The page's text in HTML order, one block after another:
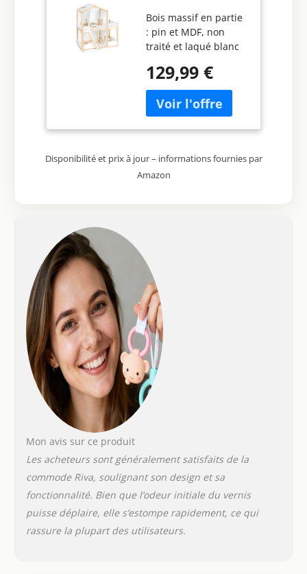
Large, avec
Matelas à Langer
Amovible, pour
bébés et Tout-
Petits, en MDF
Blanc et frêne
Massif
Bois massif en partie
: pin et MDF, non
traité et laqué blanc
71 cm Meubles
réglables variables
pour la maison de
poupée en option :
article n° 31 14 01 -
les enfants de plus
de 3 ans
129,99 €
Disponibilité et prix à jour – informations fournies par
Amazon
Mon avis sur ce produit
Les acheteurs sont généralement satisfaits de la
commode Riva, soulignant son design et sa
fonctionnalité. Bien que l’odeur initiale du vernis
puisse déplaire, elle s’estompe rapidement, ce qui
rassure la plupart des utilisateurs.